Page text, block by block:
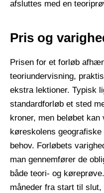
afsluttes med en
Pris og
Prisen for et forløb
teoriundervisning,
ekstra lektioner. Typisk
standardforløb et sted
kroner, men beløbet
køreskolens
behov. Forløbets
man gennemfører de
både teori- og
måneder fra start til